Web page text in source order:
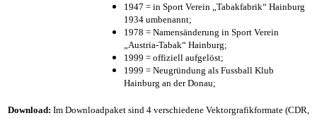
1947 = in Sport Verein „Tabakfabrik“ Hainburg
1934 umbenannt;
1978 = Namensänderung in Sport Verein
„Austria-Tabak“ Hainburg;
1999 = offiziell aufgelöst;
1999 = Neugründung als Fussball Klub
Hainburg an der Donau;
Download: Im Downloadpaket sind 4 verschiedene Vektorgrafikformate (CDR,